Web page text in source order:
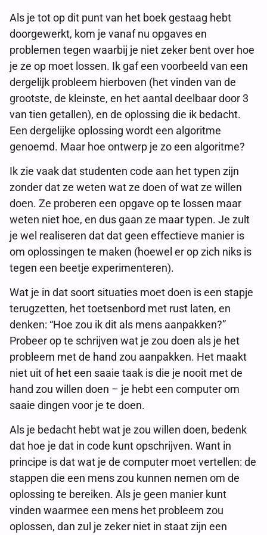
Als je tot op dit punt van het boek gestaag hebt
doorgewerkt, kom je vanaf nu opgaves en
problemen tegen waarbij je niet zeker bent over hoe
je ze op moet lossen. Ik gaf een voorbeeld van een
dergelijk probleem hierboven (het vinden van de
grootste, de kleinste, en het aantal deelbaar door 3
van tien getallen), en de oplossing die ik bedacht.
Een dergelijke oplossing wordt een algoritme
genoemd. Maar hoe ontwerp je zo een algoritme?
Ik zie vaak dat studenten code aan het typen zijn
zonder dat ze weten wat ze doen of wat ze willen
doen. Ze proberen een opgave op te lossen maar
weten niet hoe, en dus gaan ze maar typen. Je zult
je wel realiseren dat dat geen effectieve manier is
om oplossingen te maken (hoewel er op zich niks is
tegen een beetje experimenteren).
Wat je in dat soort situaties moet doen is een stapje
terugzetten, het toetsenbord met rust laten, en
denken: “Hoe zou ik dit als mens aanpakken?”
Probeer op te schrijven wat je zou doen als je het
probleem met de hand zou aanpakken. Het maakt
niet uit of het een saaie taak is die je nooit met de
hand zou willen doen – je hebt een computer om
saaie dingen voor je te doen.
Als je bedacht hebt wat je zou willen doen, bedenk
dat hoe je dat in code kunt opschrijven. Want in
principe is dat wat je de computer moet vertellen: de
stappen die een mens zou kunnen nemen om de
oplossing te bereiken. Als je geen manier kunt
vinden waarmee een mens het probleem zou
oplossen, dan zul je zeker niet in staat zijn een